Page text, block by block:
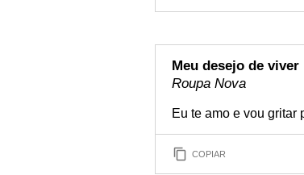
Meu desejo de viver
Roupa Nova
Eu te amo e vou gritar
COPIAR